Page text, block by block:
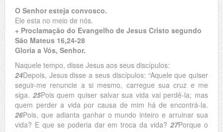
O Senhor esteja convosco.
Ele esta no meio de nós.
+ Proclamação do Evangelho de Jesus Cristo segundo
São Mateus 16,24-28
Gloria a Vós, Senhor.
Naquele tempo, disse Jesus aos seus discípulos:
24Depois, Jesus disse a seus discípulos: “Aquele que quiser
seguir-me renuncie a si mesmo, carregue sua cruz e me
siga. 25Pois quem quiser salvar sua vida vai perdê-la; mas
quem perder a vida por causa de mim há de encontrá-la.
26Pois, que adianta ganhar o mundo inteiro e arruinar sua
vida? E que se poderia dar em troca da vida?27Porque o